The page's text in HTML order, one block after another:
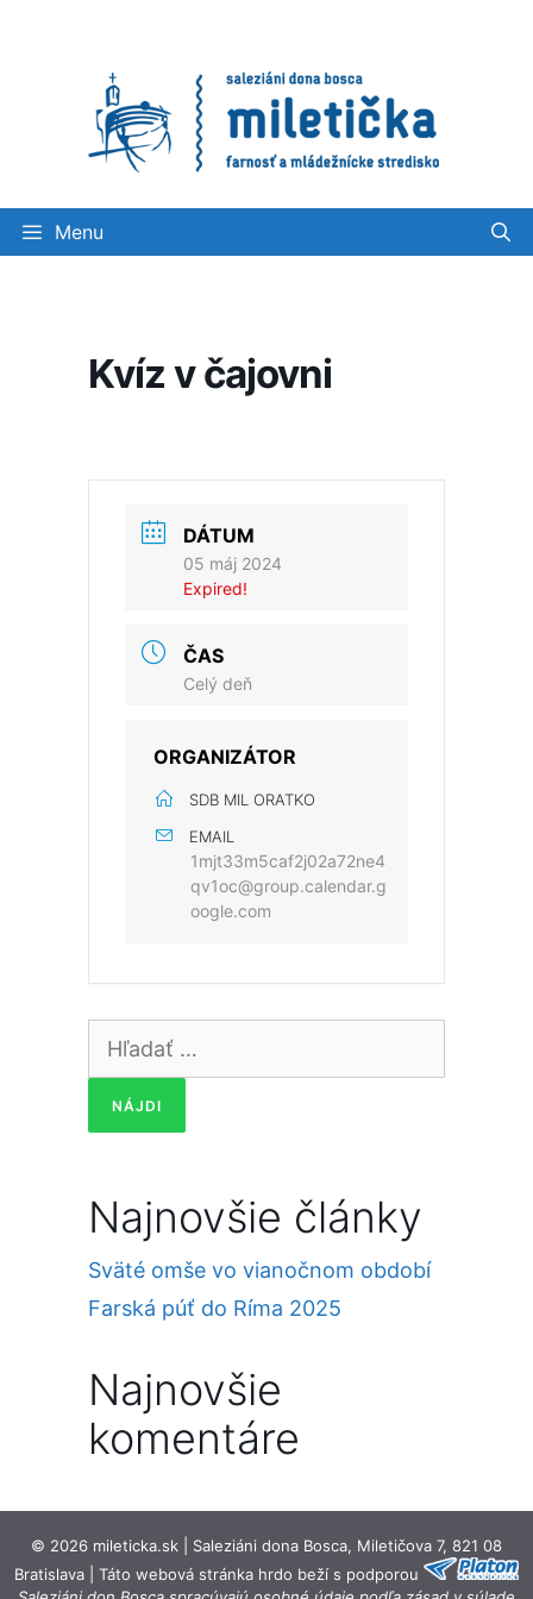
Menu
Kvíz v čajovni
DÁTUM
05 máj 2024
Expired!
ČAS
Celý deň
ORGANIZÁTOR
SDB MIL ORATKO
EMAIL
1mjt33m5caf2j02a72ne4
qv1oc@group.calendar.g
oogle.com
Hľadať:
Najnovšie články
Sväté omše vo vianočnom období
Farská púť do Ríma 2025
Najnovšie
komentáre
© 2026 mileticka.sk | Saleziáni dona Bosca, Miletičova 7, 821 08
Bratislava | Táto webová stránka hrdo beží s podporou